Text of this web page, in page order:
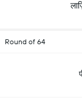
Round of 64